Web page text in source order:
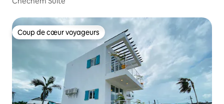
Coup de cœur voyageurs
Coup de cœur voyageurs